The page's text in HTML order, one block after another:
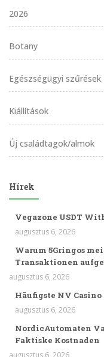
2026
Botany
Egészségügyi szűrések
Kiállítások
Új családtagok/almok
Hírek
Vegazone USDT
augusztus 6, 2026
Warum 5Gringos
Transaktionen
augusztus 6, 2026
Häufigste NV
augusztus 6, 2026
NordicAutomaten
Faktiske Kostnaden